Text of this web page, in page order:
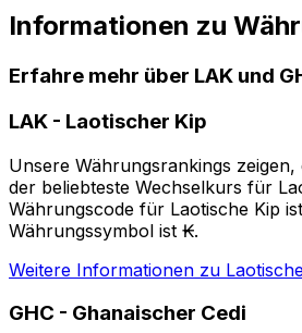
Informationen zu
Erfahre mehr über LAK und
LAK - Laotischer Kip
Unsere Währungsrankings zeigen,
der beliebteste Wechselkurs für
Währungscode für Laotische Kip
Währungssymbol ist ₭.
Weitere Informationen zu
GHC - Ghanaischer Cedi